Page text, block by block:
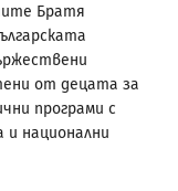
Братя
от децата за
програми с
и национални